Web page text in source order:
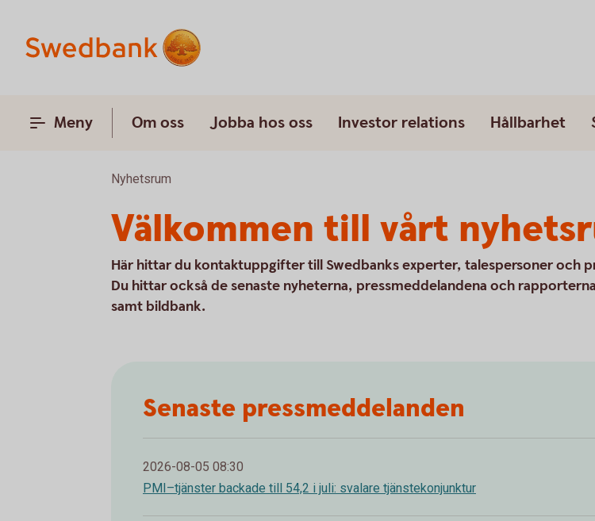
Meny Om oss Jobba hos oss Investor relations Hållbarhet
Nyhetsrum
Välkommen till vårt
Här hittar du kontaktuppgifter till Swedbanks experter, talespersoner och
Du hittar också de senaste nyheterna, pressmeddelandena och
samt bildbank.
Senaste pressmeddelanden
2026-08-05 08:30
PMI–tjänster backade till 54,2 i juli: svalare tjänstekonjunktur